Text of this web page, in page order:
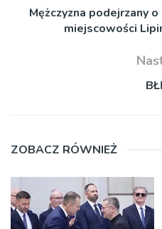
Mężczyzna podejrzany
miejscowości
ZOBACZ RÓWNIEŻ